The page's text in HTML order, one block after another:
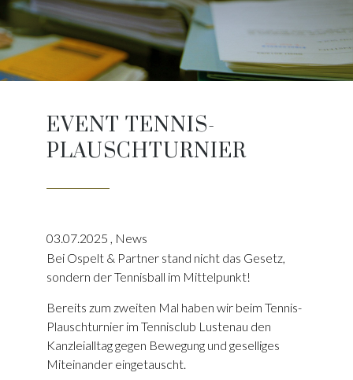
EVENT TENNIS-
PLAUSCHTURNIER
03.07.2025 , News
Bei Ospelt & Partner stand nicht das Gesetz,
sondern der Tennisball im Mittelpunkt!
Bereits zum zweiten Mal haben wir beim Tennis-
Plauschturnier im Tennisclub Lustenau den
Kanzleialltag gegen Bewegung und geselliges
Miteinander eingetauscht.